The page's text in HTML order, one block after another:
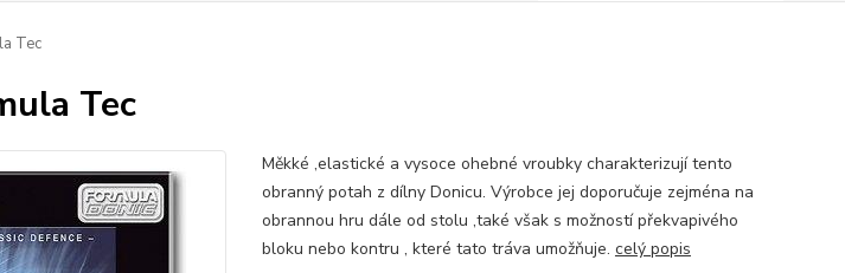
Tec
Tec
Měkké ,elastické a vysoce ohebné vroubky charakterizují tento
obranný potah z dílny Donicu. Výrobce jej doporučuje zejména na
obrannou hru dále od stolu ,také však s možností překvapivého
bloku nebo kontru , které tato tráva umožňuje. celý popis